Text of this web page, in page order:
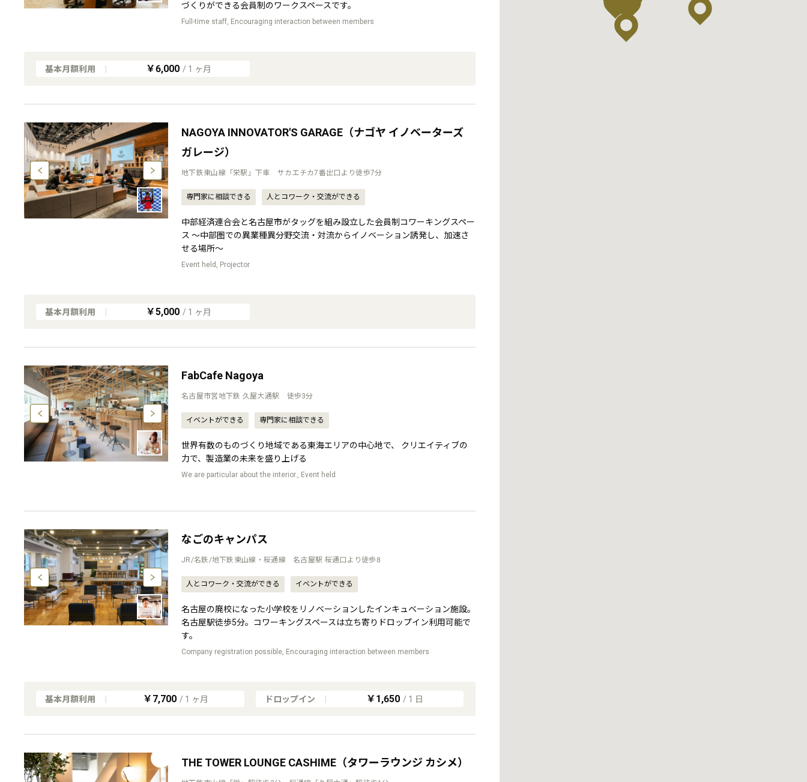
づくりができる会員制のワークスペースです。
Full-time staff, Encouraging interaction between members
基本月額利用 | ￥6,000 / 1 ヶ月
NAGOYA INNOVATOR'S GARAGE（ナゴヤ イノベーターズ
ガレージ）
地下鉄東山線「栄駅」下車 サカエチカ7番出口より徒歩7分
専門家に相談できる 人とコワーク・交流ができる
中部経済連合会と名古屋市がタッグを組み設立した会員制コワーキングスペー
ス 〜中部圏での異業種異分野交流・対流からイノベーション誘発し、加速さ
せる場所〜
Event held, Projector
基本月額利用 | ￥5,000 / 1 ヶ月
FabCafe Nagoya
名古屋市営地下鉄 久屋大通駅 徒歩3分
イベントができる 専門家に相談できる
世界有数のものづくり地域である東海エリアの中心地で、 クリエイティブの
力で、製造業の未来を盛り上げる
We are particular about the interior., Event held
なごのキャンパス
JR/名鉄/地下鉄東山線・桜通線 名古屋駅 桜通口より徒歩8
人とコワーク・交流ができる イベントができる
名古屋の廃校になった小学校をリノベーションしたインキュベーション施設。
名古屋駅徒歩5分。コワーキングスペースは立ち寄りドロップイン利用可能で
す。
Company registration possible, Encouraging interaction between members
基本月額利用 | ￥7,700 / 1 ヶ月 ドロップイン | ￥1,650 / 1 日
THE TOWER LOUNGE CASHIME（タワーラウンジ カシメ）